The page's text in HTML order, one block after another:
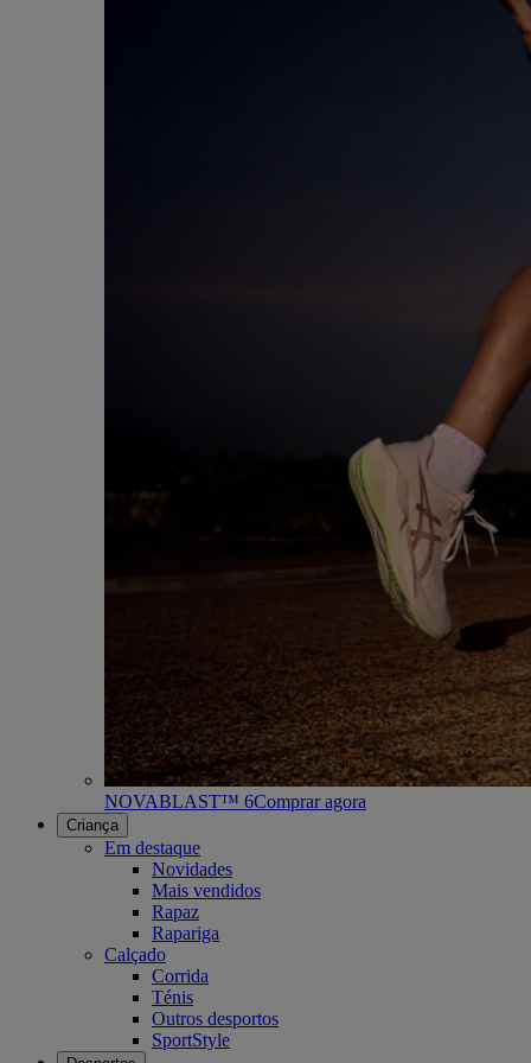
NOVABLAST™ 6Comprar agora
Criança
Em destaque
Novidades
Mais vendidos
Rapaz
Rapariga
Calçado
Corrida
Ténis
Outros desportos
SportStyle